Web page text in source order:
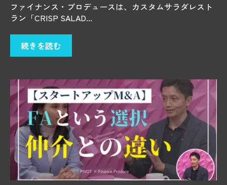
ファイナンス・プロデュースは、カスタムサラダレスト
ラン「CRISP SALAD...
続きを読む